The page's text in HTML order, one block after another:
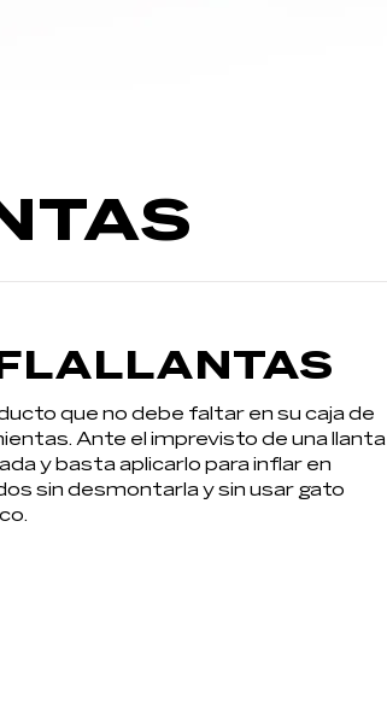
que no debe faltar en su caja de
Ante el imprevisto de una llanta
y basta aplicarlo para inflar en
sin desmontarla y sin usar gato